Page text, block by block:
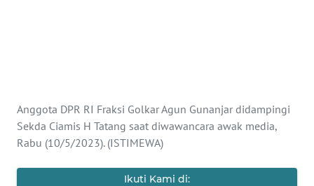
Anggota DPR RI Fraksi Golkar Agun Gunanjar didampingi
Sekda Ciamis H Tatang saat diwawancara awak media,
Rabu (10/5/2023). (ISTIMEWA)
Ikuti Kami di:
OLAHRAGA